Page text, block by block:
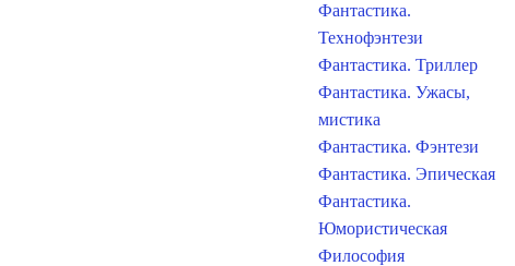
Фантастика.
Технофэнтези
Фантастика. Триллер
Фантастика. Ужасы,
мистика
Фантастика. Фэнтези
Фантастика. Эпическая
Фантастика.
Юмористическая
Философия